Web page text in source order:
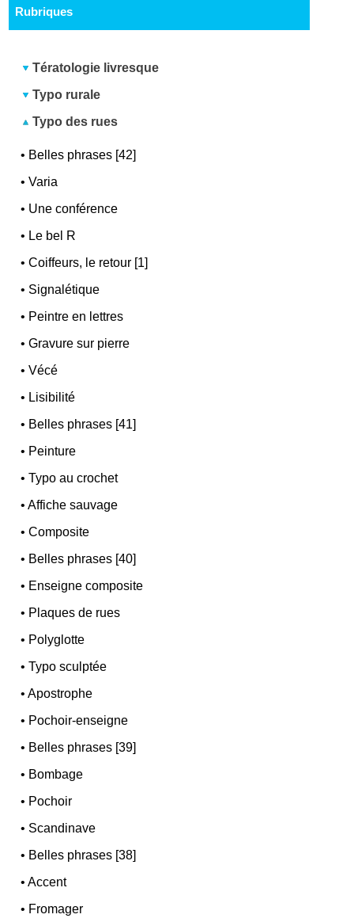
Rubriques
Tératologie livresque
Typo rurale
Typo des rues
• Belles phrases [42]
•Varia
• Une conférence
• Le bel R
•Coiffeurs, le retour [1]
• Signalétique
• Peintre en lettres
•Gravure sur pierre
•Vécé
• Lisibilité
• Belles phrases [41]
• Peinture
•Typo au crochet
•Affiche sauvage
•Composite
• Belles phrases [40]
• Enseigne composite
• Plaques de rues
• Polyglotte
•Typo sculptée
•Apostrophe
• Pochoir-enseigne
• Belles phrases [39]
• Bombage
• Pochoir
• Scandinave
• Belles phrases [38]
•Accent
• Fromager